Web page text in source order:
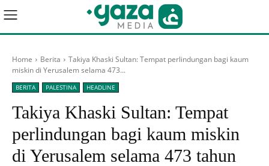
Home Berita
Takiya Khaski Sultan: Tempat perlindungan bagi kaum
miskin di Yerusalem selama 473...
BERITA PALESTINA HEADLINE
Takiya Khaski Sultan: Tempat
perlindungan bagi kaum miskin
di Yerusalem selama 473 tahun